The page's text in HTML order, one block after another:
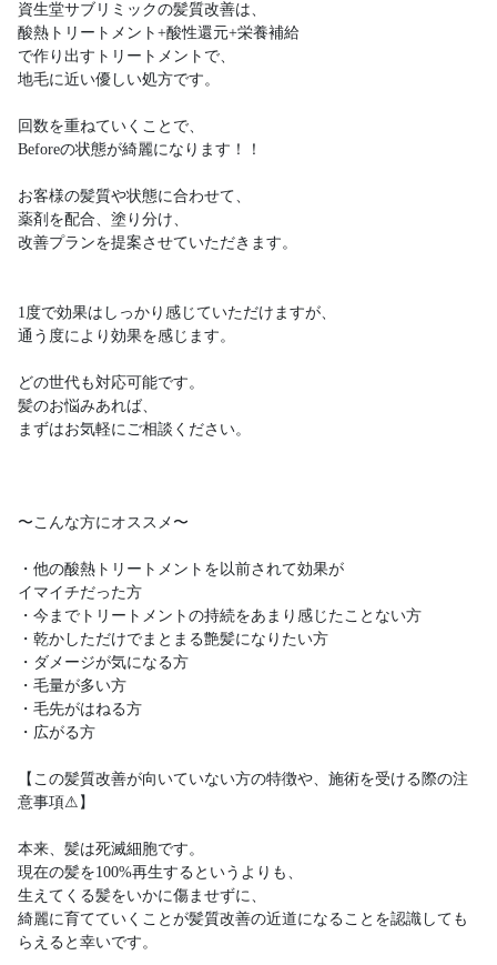
資生堂サブリミックの髪質改善は、
酸熱トリートメント+酸性還元+栄養補給
で作り出すトリートメントで、
地毛に近い優しい処方です。
回数を重ねていくことで、
Beforeの状態が綺麗になります！！
お客様の髪質や状態に合わせて、
薬剤を配合、塗り分け、
改善プランを提案させていただきます。
1度で効果はしっかり感じていただけますが、
通う度により効果を感じます。
どの世代も対応可能です。
髪のお悩みあれば、
まずはお気軽にご相談ください。
〜こんな方にオススメ〜
・他の酸熱トリートメントを以前されて効果が
イマイチだった方
・今までトリートメントの持続をあまり感じたことない方
・乾かしただけでまとまる艶髪になりたい方
・ダメージが気になる方
・毛量が多い方
・毛先がはねる方
・広がる方
【この髪質改善が向いていない方の特徴や、施術を受ける際の注
意事項⚠】
本来、髪は死滅細胞です。
現在の髪を100%再生するというよりも、
生えてくる髪をいかに傷ませずに、
綺麗に育てていくことが髪質改善の近道になることを認識しても
らえると幸いです。